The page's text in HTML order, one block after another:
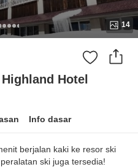
14
Hotel
Info dasar
berjalan kaki ke resor ski
ski juga tersedia!